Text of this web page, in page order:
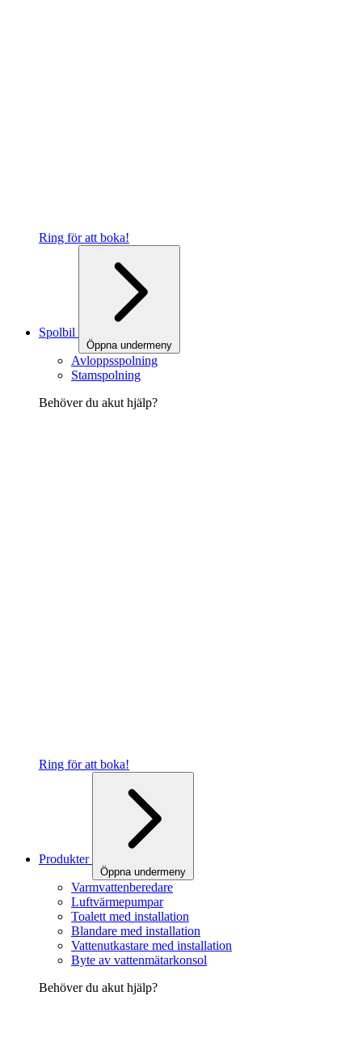
Ring för att boka!
Spolbil
Öppna undermeny
Avloppsspolning
Stamspolning
Behöver du akut hjälp?
Ring för att boka!
Produkter
Öppna undermeny
Varmvattenberedare
Luftvärmepumpar
Toalett med installation
Blandare med installation
Vattenutkastare med installation
Byte av vattenmätarkonsol
Behöver du akut hjälp?